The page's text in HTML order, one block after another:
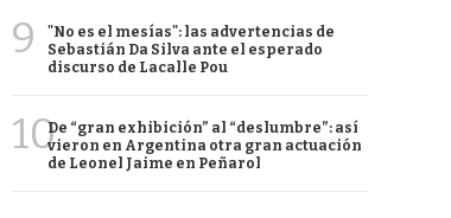
9
"No es el mesías": las advertencias de
Sebastián Da Silva ante el esperado
discurso de Lacalle Pou
10De “gran exhibición” al “deslumbre”: así
vieron en Argentina otra gran actuación
de Leonel Jaime en Peñarol